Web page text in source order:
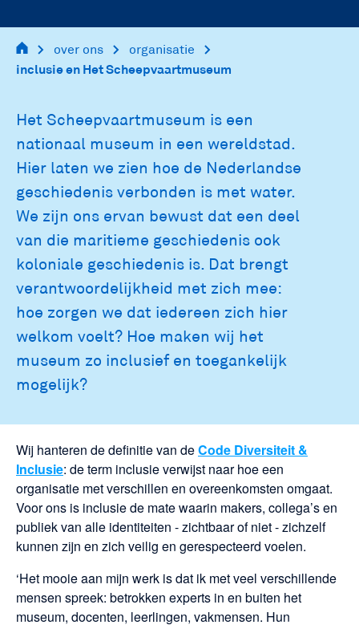
main
navigation
over ons
organisatie
inclusie en Het Scheepvaartmuseum
Het Scheepvaartmuseum is een
nationaal museum in een wereldstad.
Hier laten we zien hoe de Nederlandse
geschiedenis verbonden is met water.
We zijn ons ervan bewust dat een deel
van die maritieme geschiedenis ook
koloniale geschiedenis is. Dat brengt
verantwoordelijkheid met zich mee:
hoe zorgen we dat iedereen zich hier
welkom voelt? Hoe maken wij het
museum zo inclusief en toegankelijk
mogelijk?
Wij hanteren de definitie van deCode Diversiteit &
Inclusie: de term inclusie verwijst naar hoe een
organisatie met verschillen en overeenkomsten omgaat.
Voor ons is inclusie de mate waarin makers, collega’s en
publiek van alle identiteiten - zichtbaar of niet - zichzelf
kunnen zijn en zich veilig en gerespecteerd voelen.
‘Het mooie aan mijn werk is dat ik met veel verschillende
mensen spreek: betrokken experts in en buiten het
museum, docenten, leerlingen, vakmensen. Hun